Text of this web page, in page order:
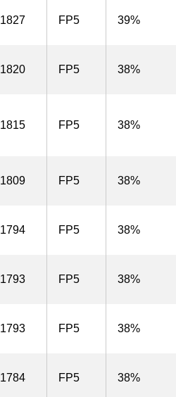
1827 FP5 39%
1820 FP5 38%
1815 FP5 38%
1809 FP5 38%
1794 FP5 38%
1793 FP5 38%
1793 FP5 38%
1784 FP5 38%